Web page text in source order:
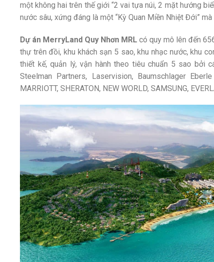
một không hai trên thế giới “2 vai tựa núi, 2 mặt hướng
nước sâu, xứng đáng là một “Kỳ Quan Miền Nhiệt Đới”
Dự án MerryLand Quy Nhơn MRL có quy mô lên đến
thự trên đồi, khu khách sạn 5 sao, khu nhạc nước, khu
thiết kế, quản lý, vận hành theo tiêu chuẩn 5 sao bởi
Steelman Partners, Laservision, Baumschlager
MARRIOTT, SHERATON, NEW WORLD, SAMSUNG,